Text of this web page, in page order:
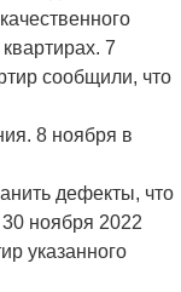
7
сообщили, что
8 ноября в
дефекты, что
ноября 2022
указанного